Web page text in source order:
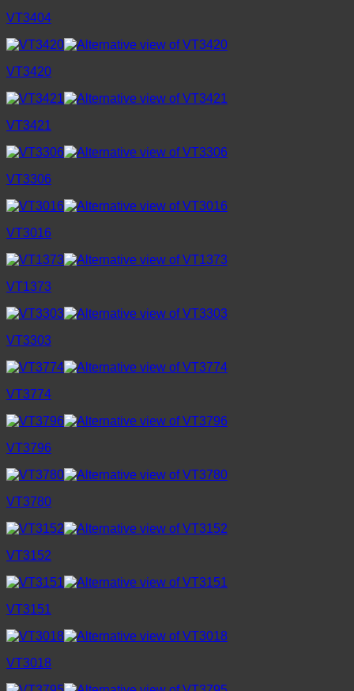
VT3404
VT3420
VT3421
VT3306
VT3016
VT1373
VT3303
VT3774
VT3796
VT3780
VT3152
VT3151
VT3018